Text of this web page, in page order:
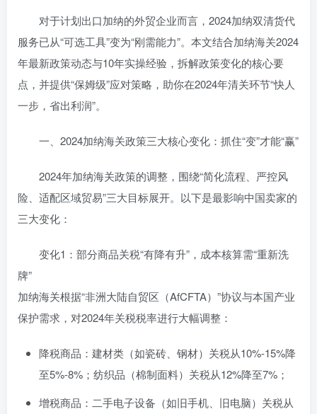
对于计划出口加纳的外贸企业而言，2024加纳双清货代
服务已从“可选工具”变为“刚需能力”。本文结合加纳海关2024
年最新政策动态与10年实操经验，拆解政策变化的核心要
点，并提供“保姆级”应对策略，助你在2024年清关环节“快人
一步，省出利润”。
一、2024加纳海关政策三大核心变化：抓住“变”才能“赢”
2024年加纳海关政策的调整，围绕“简化流程、严控风
险、适配区域贸易”三大目标展开。以下是最影响中国卖家的
三大变化：
变化1：部分商品关税“有降有升”，成本核算需“重新洗
牌”
加纳海关根据“非洲大陆自贸区（AfCFTA）”协议与本国产业
保护需求，对2024年关税税率进行大幅调整：
降税商品：建材类（如瓷砖、钢材）关税从10%-15%降
至5%-8%；纺织品（棉制面料）关税从12%降至7%；
增税商品：二手电子设备（如旧手机、旧电脑）关税从